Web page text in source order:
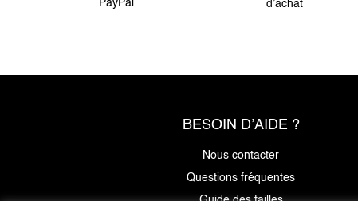
PayPal
d’achat
BESOIN D’AIDE ?
Nous contacter
Questions fréquentes
Guide des tailles